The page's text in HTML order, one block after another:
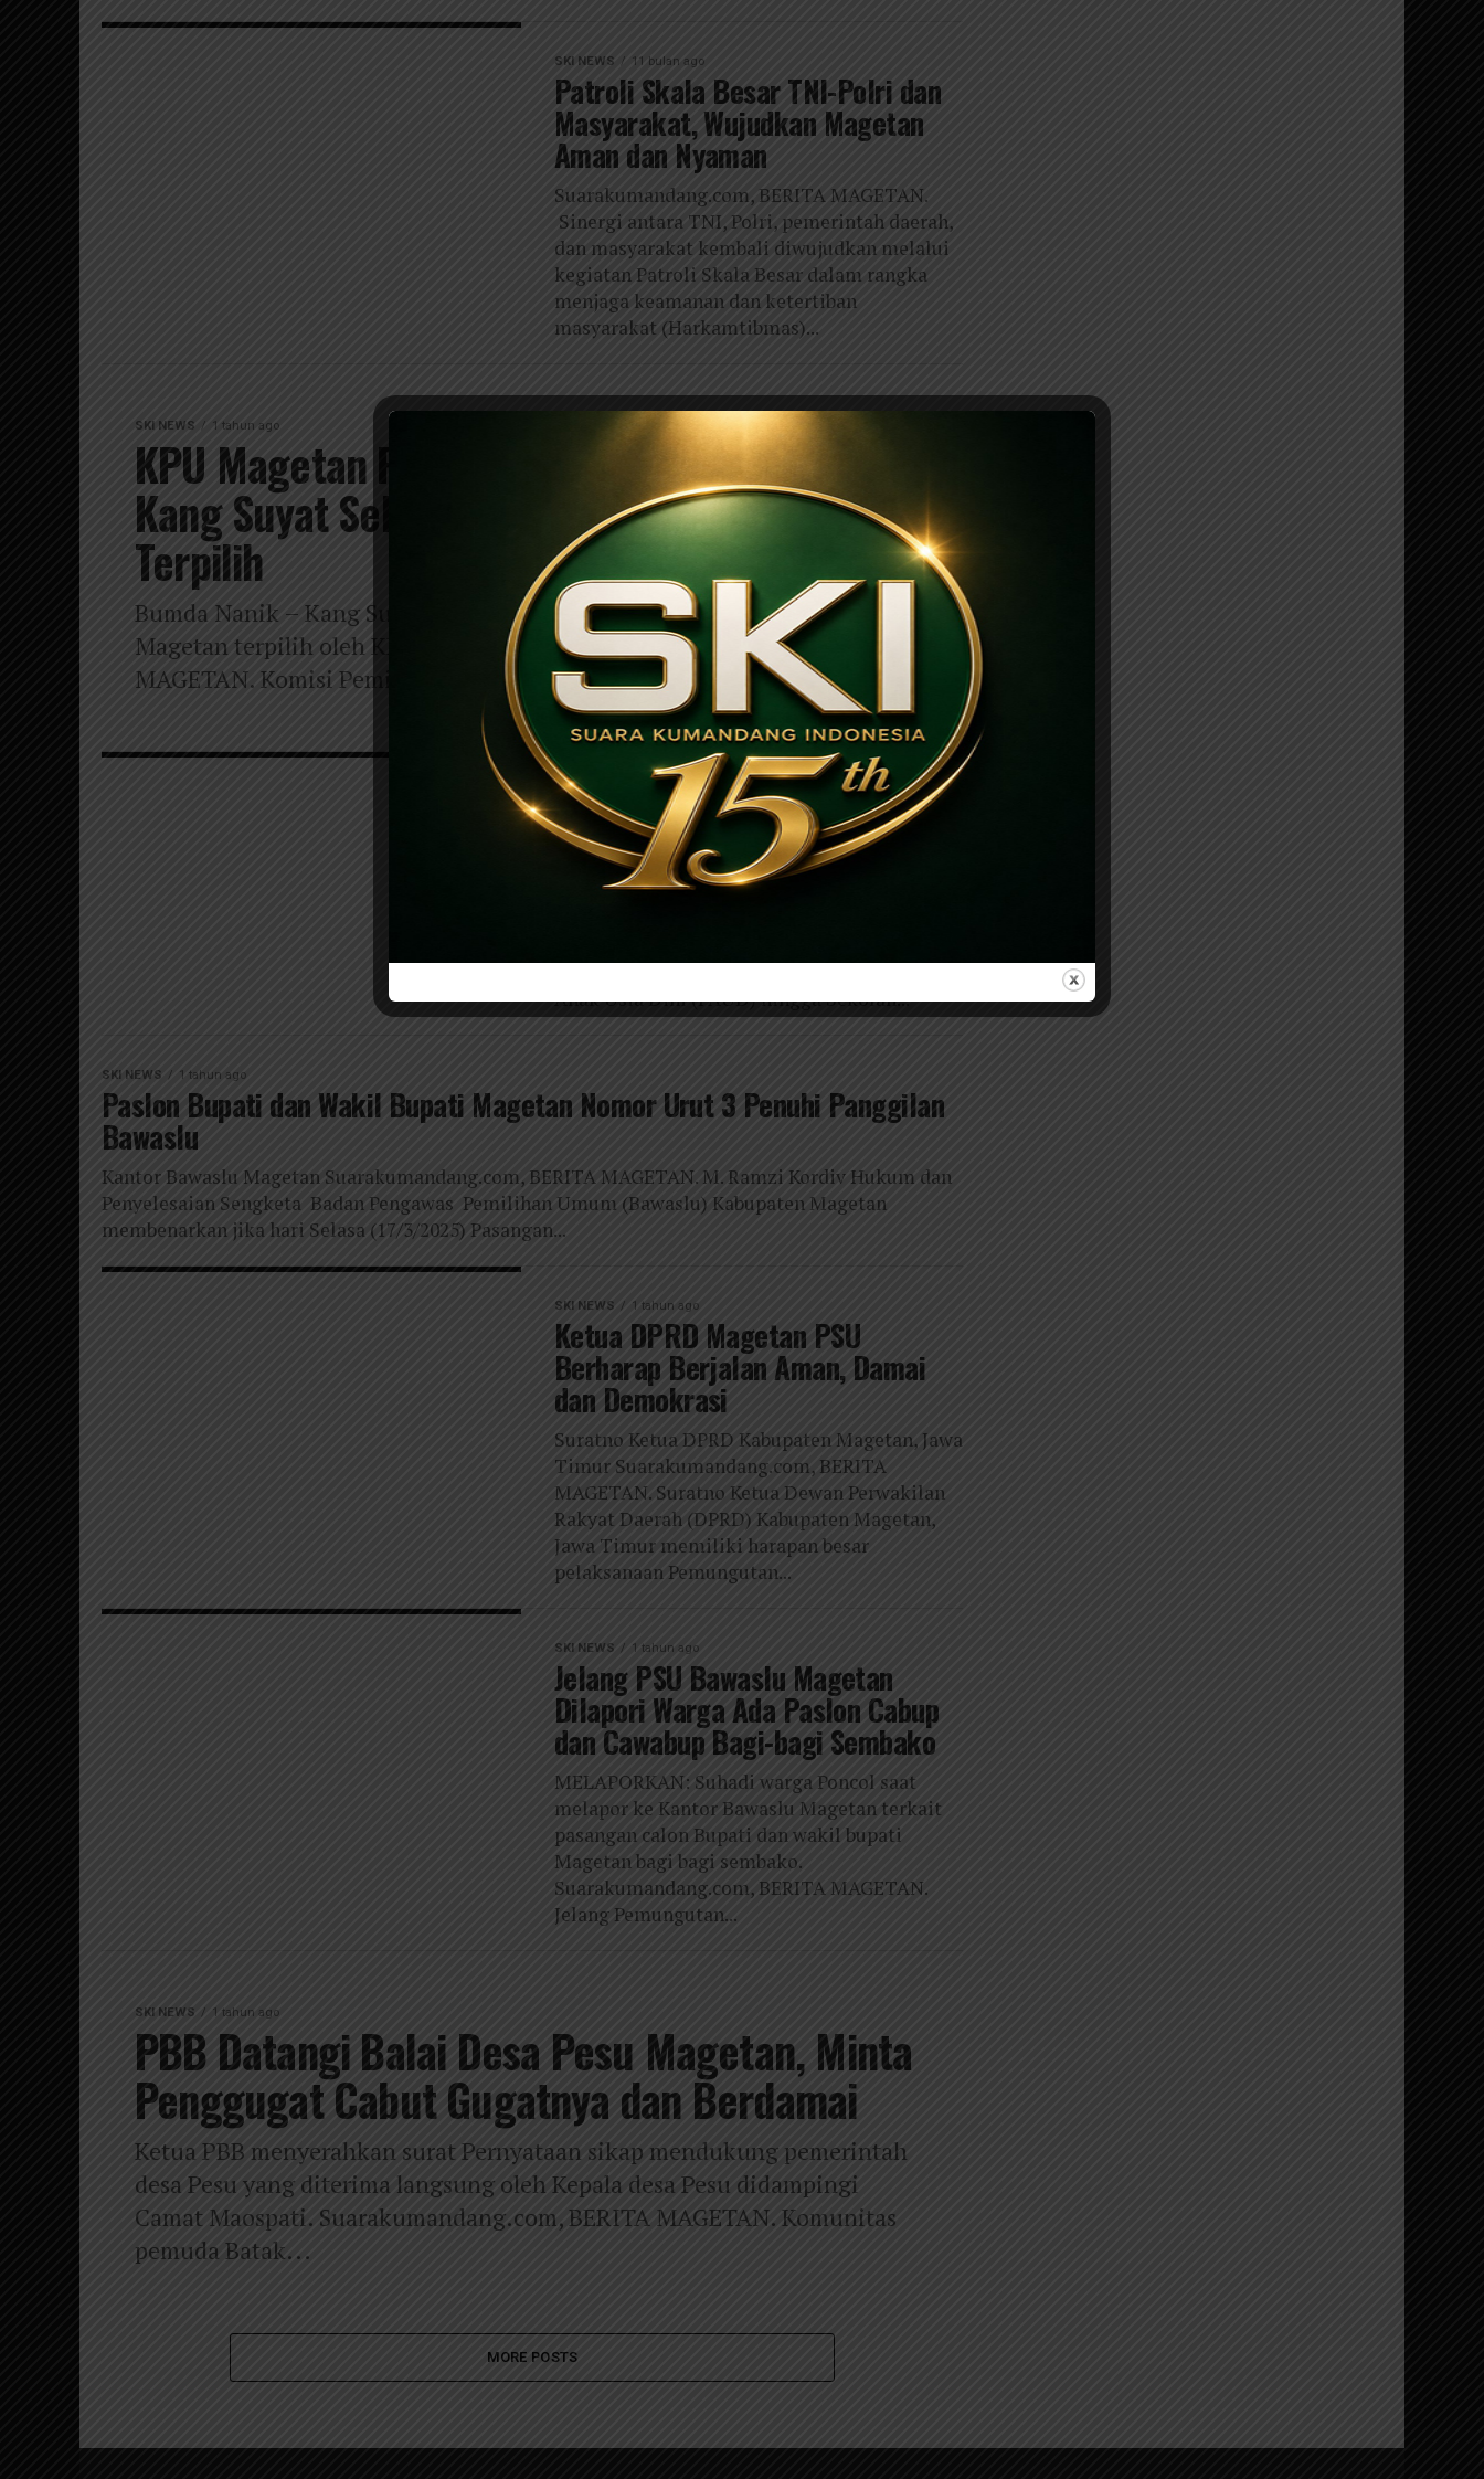
SKI NEWS 11 bulan ago
Patroli Skala Besar TNI-Polri dan
Masyarakat, Wujudkan Magetan
Aman dan Nyaman
Suarakumandang.com, BERITA MAGETAN.
Sinergi antara TNI, Polri, pemerintah daerah,
dan masyarakat kembali diwujudkan melalui
kegiatan Patroli Skala Besar dalam rangka
menjaga keamanan dan ketertiban
masyarakat (Harkamtibmas)...
SKI NEWS 1 tahun ago
KPU Magetan Resmi Tetapkan Bunda Nanik-
Kang Suyat Sebagai Bupati dan Wakil Bupati
Terpilih
Bumda Nanik – Kang Suyat ditetapkan sebagai Bupati dan wakil Bupati
Magetan terpilih oleh KPU Magetan Suarakumandang.com, BERITA
MAGETAN. Komisi Pemilihan Umum (KPU) Kabupaten Magetan resmi...
SKI NEWS 1 tahun ago
Wali Kota Kediri Melarang PAUD
dan SMP Menggelar Wisuda
Wali Kota Kediri Vinanda Prameswati
Anak Usia Dini (PAUD) hingga Sekolah...
SKI NEWS 1 tahun ago
Paslon Bupati dan Wakil Bupati Magetan Nomor Urut 3 Penuhi Panggilan
Bawaslu
Kantor Bawaslu Magetan Suarakumandang.com, BERITA MAGETAN. M. Ramzi Kordiv Hukum dan
Penyelesaian Sengketa Badan Pengawas Pemilihan Umum (Bawaslu) Kabupaten Magetan
membenarkan jika hari Selasa (17/3/2025) Pasangan...
SKI NEWS 1 tahun ago
Ketua DPRD Magetan PSU
Berharap Berjalan Aman, Damai
dan Demokrasi
Suratno Ketua DPRD Kabupaten Magetan, Jawa
Timur Suarakumandang.com, BERITA
MAGETAN. Suratno Ketua Dewan Perwakilan
Rakyat Daerah (DPRD) Kabupaten Magetan,
Jawa Timur memiliki harapan besar
pelaksanaan Pemungutan...
SKI NEWS 1 tahun ago
Jelang PSU Bawaslu Magetan
Dilapori Warga Ada Paslon Cabup
dan Cawabup Bagi-bagi Sembako
MELAPORKAN: Suhadi warga Poncol saat
melapor ke Kantor Bawaslu Magetan terkait
pasangan calon Bupati dan wakil bupati
Magetan bagi bagi sembako.
Suarakumandang.com, BERITA MAGETAN.
Jelang Pemungutan...
SKI NEWS 1 tahun ago
PBB Datangi Balai Desa Pesu Magetan, Minta
Penggugat Cabut Gugatnya dan Berdamai
Ketua PBB menyerahkan surat Pernyataan sikap mendukung pemerintah
desa Pesu yang diterima langsung oleh Kepala desa Pesu didampingi
Camat Maospati. Suarakumandang.com, BERITA MAGETAN. Komunitas
pemuda Batak...
MORE POSTS